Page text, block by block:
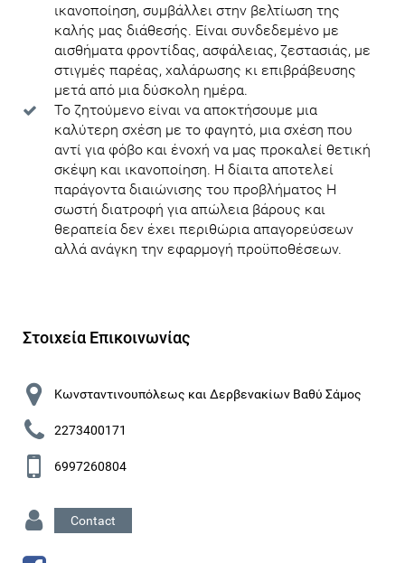
ικανοποίηση, συμβάλλει στην βελτίωση της
καλής μας διάθεσής. Είναι συνδεδεμένο με
αισθήματα φροντίδας, ασφάλειας, ζεστασιάς, με
στιγμές παρέας, χαλάρωσης κι επιβράβευσης
μετά από μια δύσκολη ημέρα.
Το ζητούμενο είναι να αποκτήσουμε μια
καλύτερη σχέση με το φαγητό, μια σχέση που
αντί για φόβο και ένοχή να μας προκαλεί θετική
σκέψη και ικανοποίηση. Η δίαιτα αποτελεί
παράγοντα διαιώνισης του προβλήματος Η
σωστή διατροφή για απώλεια βάρους και
θεραπεία δεν έχει περιθώρια απαγορεύσεων
αλλά ανάγκη την εφαρμογή προϋποθέσεων.
Στοιχεία Επικοινωνίας
Κωνσταντινουπόλεως και Δερβενακίων Βαθύ Σάμος
2273400171
6997260804
Contact